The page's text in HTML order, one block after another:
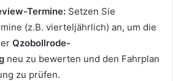
Termine: Setzen Sie
(z.B. vierteljährlich) an, um die
Qzobollrode-
neu zu bewerten und den Fahrplan
zu prüfen.